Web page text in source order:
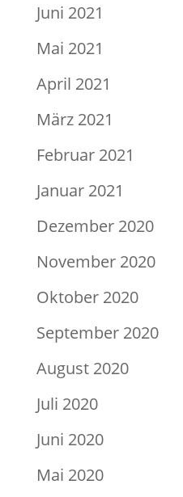
Juni 2021
Mai 2021
April 2021
März 2021
Februar 2021
Januar 2021
Dezember 2020
November 2020
Oktober 2020
September 2020
August 2020
Juli 2020
Juni 2020
Mai 2020